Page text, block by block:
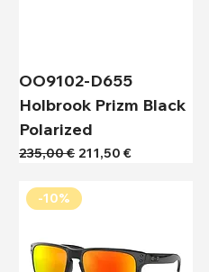
OO9102-D655
Holbrook Prizm Black
Polarized
Κανονική τιμή
235,00 € Τιμή Έκπτωσης
211,50 €
-10%